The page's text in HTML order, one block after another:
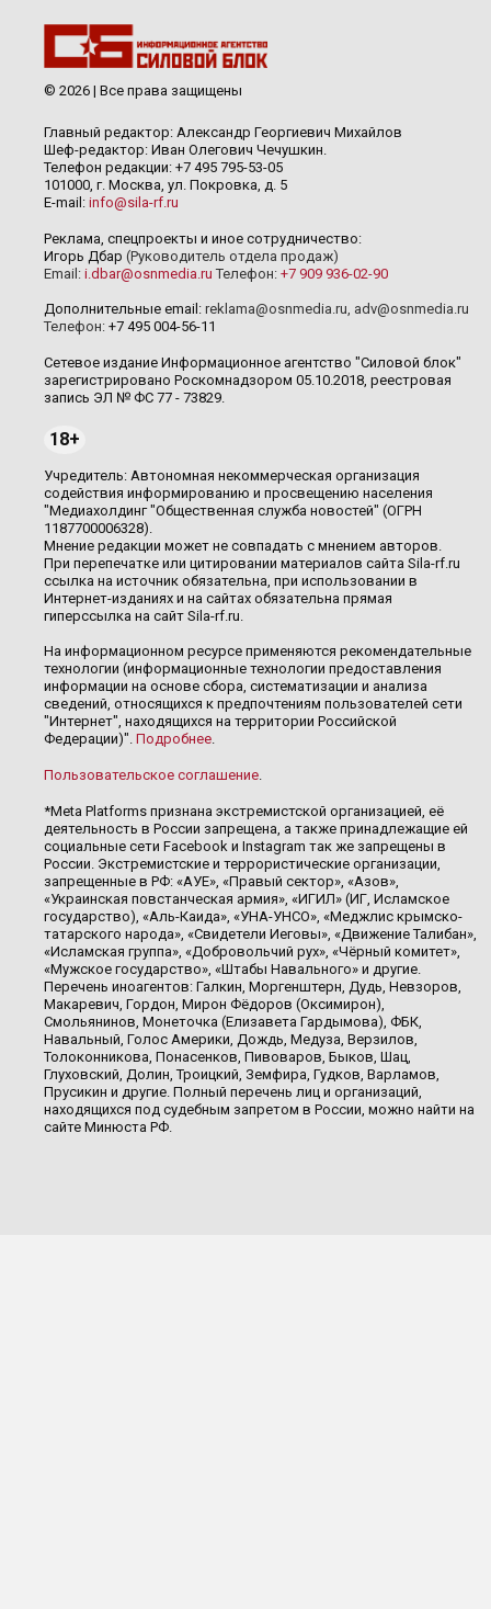
© 2026 | Все права защищены
Главный редактор: Александр Георгиевич Михайлов
Шеф-редактор: Иван Олегович Чечушкин.
Телефон редакции: +7 495 795-53-05
101000, г. Москва, ул. Покровка, д. 5
E-mail: info@sila-rf.ru
Реклама, спецпроекты и иное сотрудничество:
Игорь Дбар (Руководитель отдела продаж)
Email: i.dbar@osnmedia.ru Телефон: +7 909 936-02-90
Дополнительные email: reklama@osnmedia.ru, adv@osnmedia.ru
Телефон: +7 495 004-56-11
Сетевое издание Информационное агентство "Силовой блок"
зарегистрировано Роскомнадзором 05.10.2018, реестровая
запись ЭЛ № ФС 77 - 73829.
18+
Учредитель: Автономная некоммерческая организация
содействия информированию и просвещению населения
"Медиахолдинг "Общественная служба новостей" (ОГРН
1187700006328).
Мнение редакции может не совпадать с мнением авторов.
При перепечатке или цитировании материалов сайта Sila-rf.ru
ссылка на источник обязательна, при использовании в
Интернет-изданиях и на сайтах обязательна прямая
гиперссылка на сайт Sila-rf.ru.
На информационном ресурсе применяются рекомендательные
технологии (информационные технологии предоставления
информации на основе сбора, систематизации и анализа
сведений, относящихся к предпочтениям пользователей сети
"Интернет", находящихся на территории Российской
Федерации)". Подробнее.
Пользовательское соглашение.
*Meta Platforms признана экстремистской организацией, её
деятельность в России запрещена, а также принадлежащие ей
социальные сети Facebook и Instagram так же запрещены в
России. Экстремистские и террористические организации,
запрещенные в РФ: «АУЕ», «Правый сектор», «Азов»,
«Украинская повстанческая армия», «ИГИЛ» (ИГ, Исламское
государство), «Аль-Каида», «УНА-УНСО», «Меджлис крымско-
татарского народа», «Свидетели Иеговы», «Движение Талибан»,
«Исламская группа», «Добровольчий рух», «Чёрный комитет»,
«Мужское государство», «Штабы Навального» и другие.
Перечень иноагентов: Галкин, Моргенштерн, Дудь, Невзоров,
Макаревич, Гордон, Мирон Фёдоров (Оксимирон),
Смольянинов, Монеточка (Елизавета Гардымова), ФБК,
Навальный, Голос Америки, Дождь, Медуза, Верзилов,
Толоконникова, Понасенков, Пивоваров, Быков, Шац,
Глуховский, Долин, Троицкий, Земфира, Гудков, Варламов,
Прусикин и другие. Полный перечень лиц и организаций,
находящихся под судебным запретом в России, можно найти на
сайте Минюста РФ.